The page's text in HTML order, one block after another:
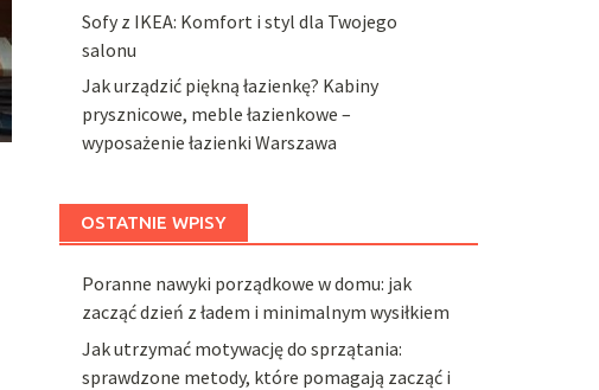
Sofy z IKEA: Komfort i styl dla Twojego
salonu
Jak urządzić piękną łazienkę? Kabiny
prysznicowe, meble łazienkowe –
wyposażenie łazienki Warszawa
OSTATNIE WPISY
Poranne nawyki porządkowe w domu: jak
zacząć dzień z ładem i minimalnym wysiłkiem
Jak utrzymać motywację do sprzątania:
sprawdzone metody, które pomagają zacząć i